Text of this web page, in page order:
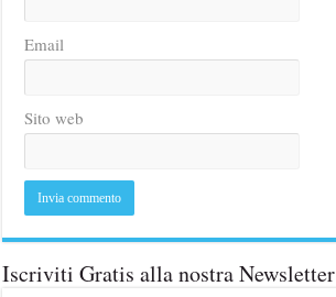
Email
Sito web
Iscriviti Gratis alla nostra Newsletter